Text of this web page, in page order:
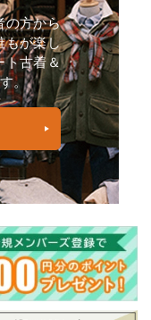
の方から
もが楽し
ト古着＆
。